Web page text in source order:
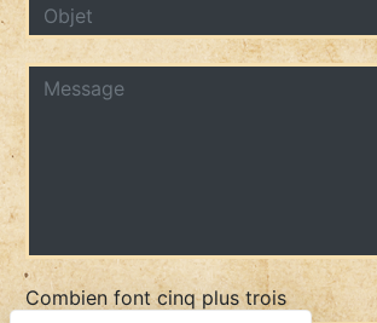
Combien font cinq plus trois